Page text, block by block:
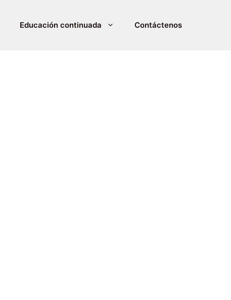
Educación continuada Contáctenos